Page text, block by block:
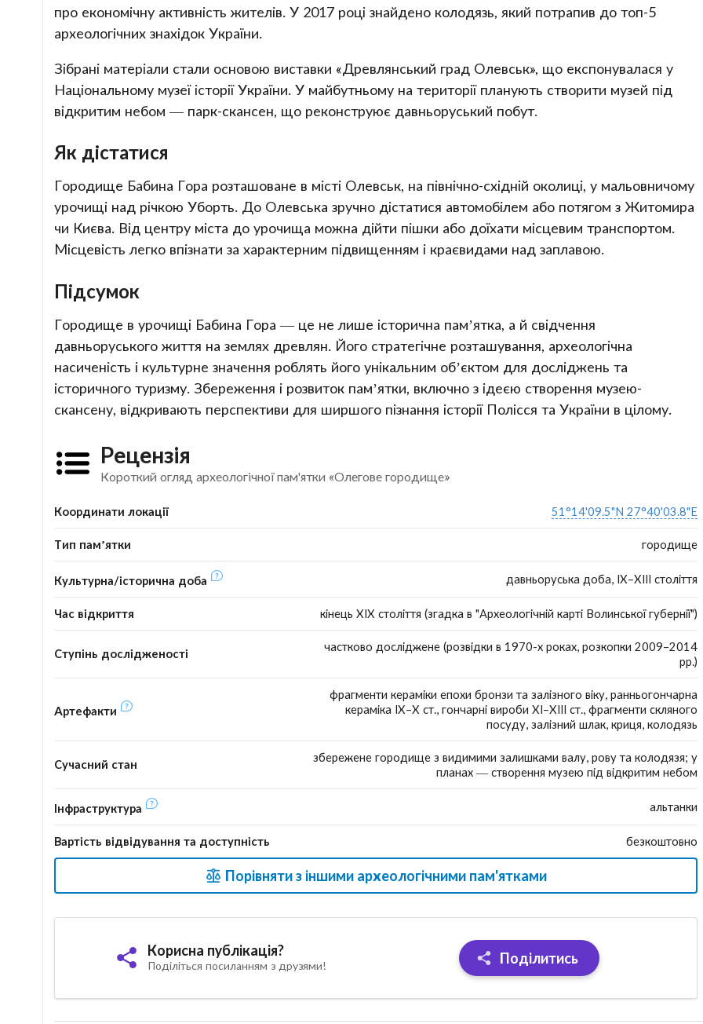
про економічну активність жителів. У 2017 році знайдено колодязь, який потрапив до топ-5
археологічних знахідок України.
Зібрані матеріали стали основою виставки «Древлянський град Олевськ», що експонувалася у
Національному музеї історії України. У майбутньому на території планують створити музей під
відкритим небом — парк-скансен, що реконструює давньоруський побут.
Як дістатися
Городище Бабина Гора розташоване в місті Олевськ, на північно-східній околиці, у мальовничому
урочищі над річкою Уборть. До Олевська зручно дістатися автомобілем або потягом з Житомира
чи Києва. Від центру міста до урочища можна дійти пішки або доїхати місцевим транспортом.
Місцевість легко впізнати за характерним підвищенням і краєвидами над заплавою.
Підсумок
Городище в урочищі Бабина Гора — це не лише історична пам’ятка, а й свідчення
давньоруського життя на землях древлян. Його стратегічне розташування, археологічна
насиченість і культурне значення роблять його унікальним об’єктом для досліджень та
історичного туризму. Збереження і розвиток пам’ятки, включно з ідеєю створення музею-
скансену, відкривають перспективи для ширшого пізнання історії Полісся та України в цілому.
Рецензія
Короткий огляд археологічної пам'ятки «Олегове городище»
Координати локації 51°14'09.5"N 27°40'03.8"E
Тип пам’ятки городище
Культурна/історична доба давньоруська доба, IX–XIII століття
Час відкриття кінець XIX століття (згадка в "Археологічній карті Волинської губернії")
Ступінь дослідженості
частково досліджене (розвідки в 1970-х роках, розкопки 2009–2014
рр.)
Артефакти
фрагменти кераміки епохи бронзи та залізного віку, ранньогончарна
кераміка IX–X ст., гончарні вироби XI–XIII ст., фрагменти скляного
посуду, залізний шлак, криця, колодязь
Сучасний стан
збережене городище з видимими залишками валу, рову та колодязя; у
планах — створення музею під відкритим небом
Інфраструктура альтанки
Вартість відвідування та доступність безкоштовно
Порівняти з іншими археологічними пам'ятками
Корисна публікація?
Поділіться посиланням з друзями! Поділитись